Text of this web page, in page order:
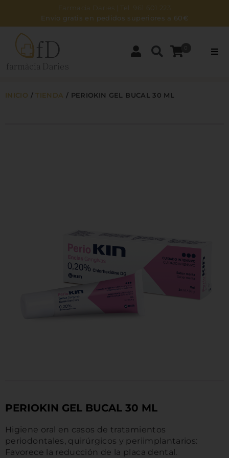
Farmacia Daries | Tel. 961 601 223
Envío gratis en pedidos superiores a 60€
MARCAS
INICIO /TIENDA / PERIOKIN GEL BUCAL 30 ML
PERIOKIN GEL BUCAL 30 ML
Higiene oral en casos de tratamientos
periodontales, quirúrgicos y periimplantarios:
Favorece la reducción de la placa dental.